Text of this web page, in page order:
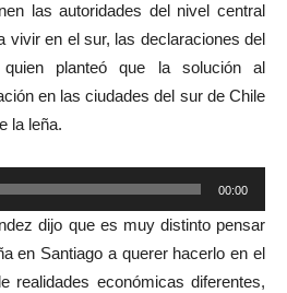
las autoridades del nivel central
vivir en el sur, las declaraciones del
planteó que la solución al
en las ciudades del sur de Chile
la leña.
00:00
dijo que es muy distinto pensar
en Santiago a querer hacerlo en el
realidades económicas diferentes,